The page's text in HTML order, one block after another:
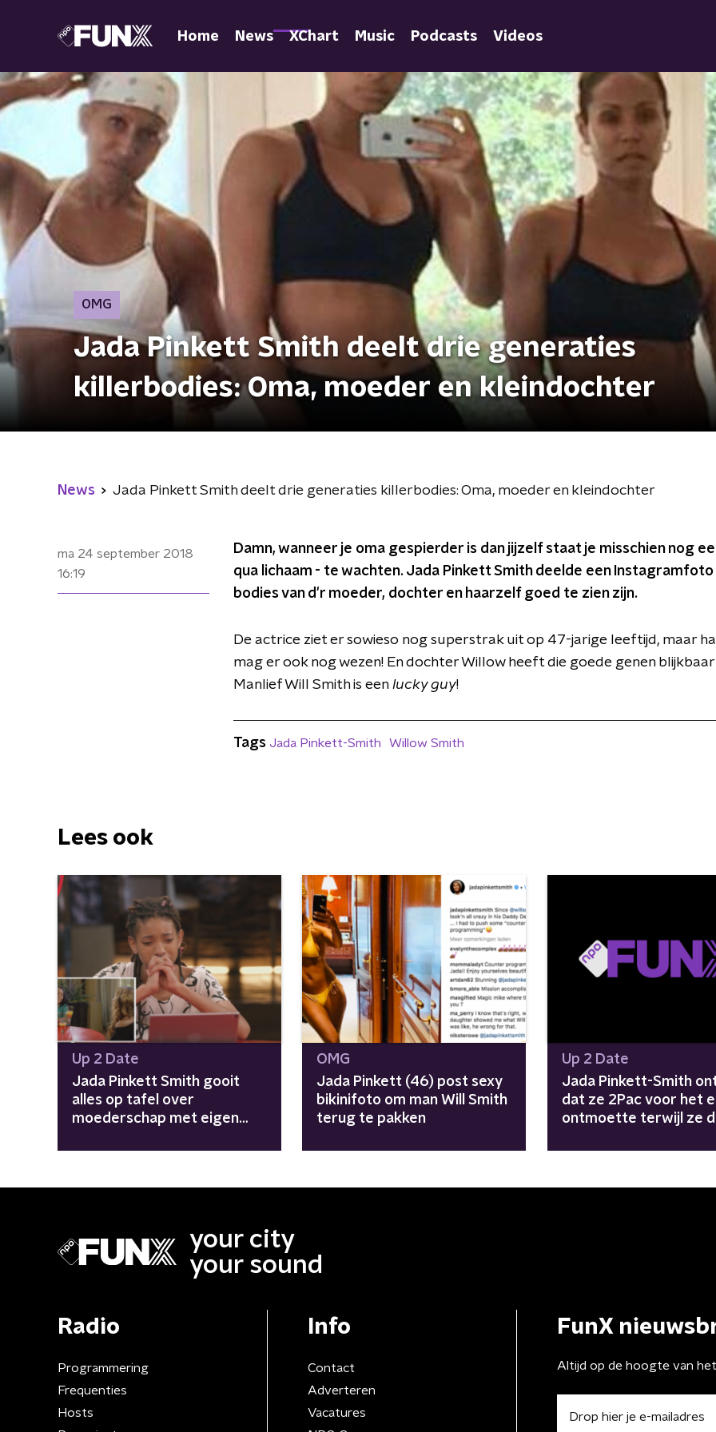
Home News XChart Music Podcasts Videos
OMG
Jada Pinkett Smith deelt drie generaties
killerbodies: Oma, moeder en kleindochter
News Jada Pinkett Smith deelt drie generaties killerbodies: Oma, moeder en kleindochter
ma 24 september 2018
16:19
Damn, wanneer je oma gespierder is dan jijzelf staat je misschien nog
qua lichaam - te wachten. Jada Pinkett Smith deelde een
bodies van d'r moeder, dochter en haarzelf goed te zien zijn.
De actrice ziet er sowieso nog superstrak uit op 47-jarige leeftijd, maar
mag er ook nog wezen! En dochter Willow heeft die goede genen
Manlief Will Smith is een lucky guy!
Tags Jada Pinkett-Smith Willow Smith
Lees ook
Up 2 Date
Jada Pinkett Smith gooit
alles op tafel over
moederschap met eigen
OMG
Jada Pinkett (46) post sexy
bikinifoto om man Will Smith
terug te pakken
Up 2 Date
Jada Pinkett-Smith
dat ze 2Pac voor het
ontmoette terwijl ze
your city
your sound
Radio
Programmering
Frequenties
Hosts
Info
Contact
Adverteren
Vacatures
FunX
Altijd op de hoogte van